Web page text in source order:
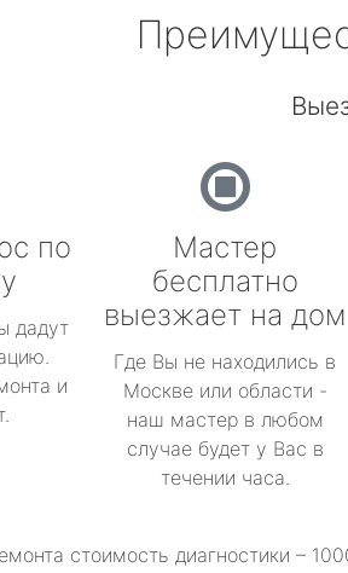
по
дадут
и
Мастер
бесплатно
выезжает на дом
Где Вы не находились в
Москве или области -
наш мастер в любом
случае будет у Вас в
течении часа.
стоимость диагностики –